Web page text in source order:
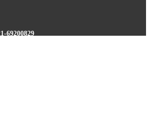
69200829